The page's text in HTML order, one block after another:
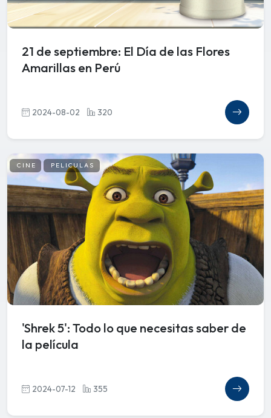
21 de septiembre: El Día de las Flores
Amarillas en Perú
2024-08-02 320
CINE PELICULAS
'Shrek 5': Todo lo que necesitas saber de
la película
2024-07-12 355